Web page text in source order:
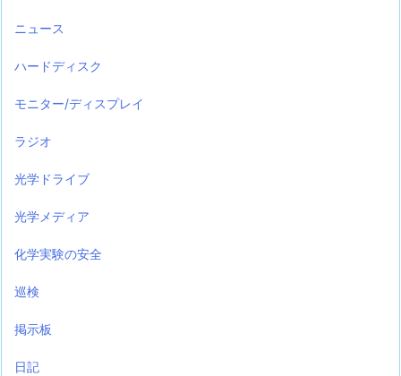
ニュース
ハードディスク
モニター/ディスプレイ
ラジオ
光学ドライブ
光学メディア
化学実験の安全
巡検
掲示板
日記